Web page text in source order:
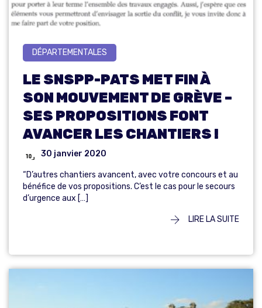
DÉPARTEMENTALES
LE SNSPP-PATS MET FIN À
SON MOUVEMENT DE GRÈVE –
SES PROPOSITIONS FONT
AVANCER LES CHANTIERS !
30 janvier 2020
“D’autres chantiers avancent, avec votre concours et au
bénéfice de vos propositions. C’est le cas pour le secours
d’urgence aux […]
LIRE LA SUITE